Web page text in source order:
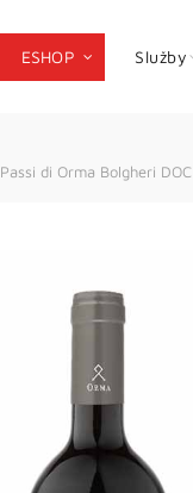
ESHOP Služby
Passi di Orma Bolgheri DOC